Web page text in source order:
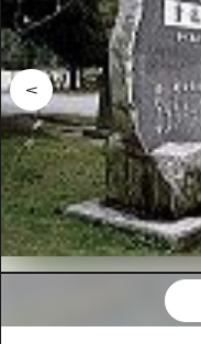
特集
おす
アー
イベ
グル
サイ
ショ
スポ
モデル
モデ
Dive!
広島
あた
広島
安芸
スポッ
スポ
広島
安芸
備後
備北
イベン
旬情報
お役立
お役